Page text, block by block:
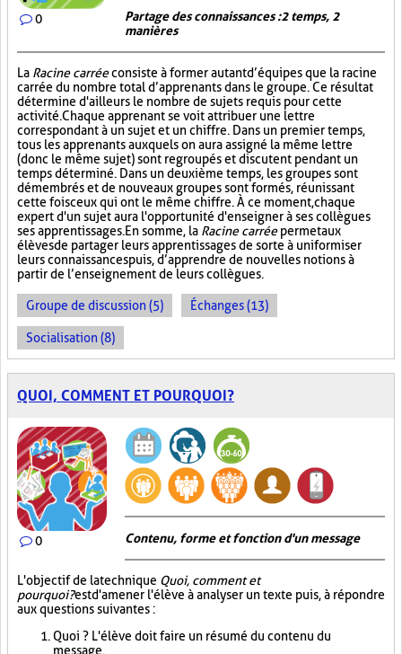
0
Partage des connaissances : 2 temps, 2
manières
La Racine carréeconsiste à former autant d’équipes que la racine
carrée du nombre total d’apprenants dans le groupe. Ce résultat
détermine d'ailleurs le nombre de sujets requis pour cette
activité. Chaque apprenant se voit attribuer une lettre
correspondant à un sujet et un chiffre. Dans un premier temps,
tous les apprenants auxquels on aura assigné la même lettre
(donc le même sujet) sont regroupés et discutent pendant un
temps déterminé. Dans un deuxième temps, les groupes sont
démembrés et de nouveaux groupes sont formés, réunissant
cette fois ceux qui ont le même chiffre. À ce moment, chaque
expert d'un sujet aura l'opportunité d'enseigner à ses collègues
ses apprentissages. En somme, la Racine carréepermet aux
élèves de partager leurs apprentissages de sorte à uniformiser
leurs connaissances puis, d’apprendre de nouvelles notions à
partir de l’enseignement de leurs collègues.
Groupe de discussion (5) Échanges (13)
Socialisation (8)
QUOI, COMMENT ET POURQUOI?
0 Contenu, forme et fonction d'un message
L'objectif de la technique Quoi, comment et
pourquoi?est d'amener l'élève à analyser un texte puis, à répondre
aux questions suivantes :
Quoi ? L'élève doit faire un résumé du contenu du
message.